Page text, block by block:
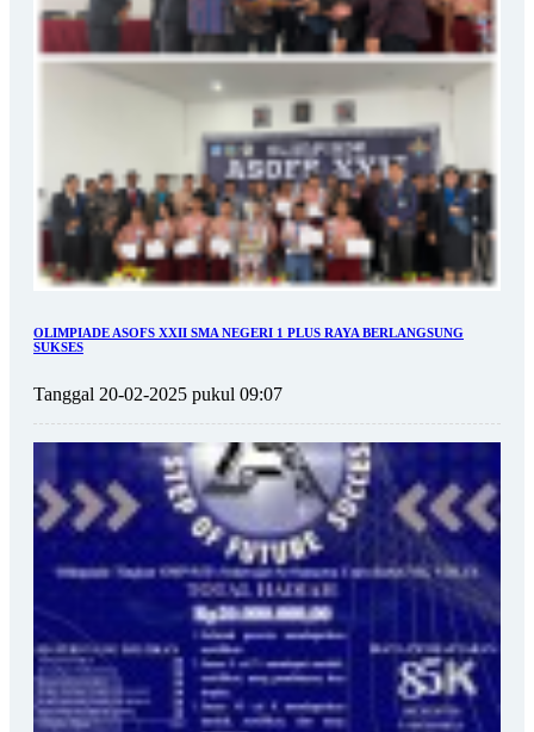
OLIMPIADE ASOFS XXII SMA NEGERI 1 PLUS RAYA BERLANGSUNG
SUKSES
Tanggal 20-02-2025 pukul 09:07